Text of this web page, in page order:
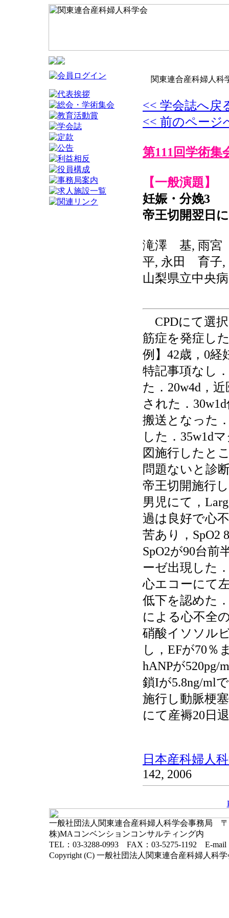
関東連合産科婦人科
<< 学会誌へ戻
<< 前のページ
第111回学術集
【一般演題】
妊娠・分娩3
帝王切開翌日
滝澤 基, 雨
平, 永田 育子
山梨県立中央
CPDにて選
筋症を発症し
例】42歳，0経
特記事項なし
た．20w4d，
された．
搬送となった
した．35w1d
図施行したと
問題ないと診
帝王切開施行
男児にて，
過は良好で心
苦あり，SpO2
SpO2が90台前
ーゼ出現した
心エコーにて
低下を認めた
による心不全
硝酸イソソル
し，EFが70％
hANPが520pg/
鎖Iが5.8ng/ml
施行し動脈梗
にて産褥20日
日本産科婦人
142, 2006
一般社団法人関東連合産科婦人科学会事務局 〒
株)MAコンベンションコンサルティング内
TEL：03-3288-0993 FAX：03-5275-1192 E-mail
Copyright (C) 一般社団法人関東連合産科婦人科